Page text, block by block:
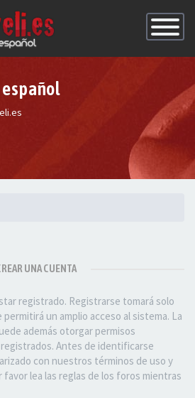
de
español
UNA CUENTA
registrado. Registrarse tomará solo
un amplio acceso al sistema. La
además otorgar permisos
Antes de identificarse
con nuestros términos de uso y
favor lea las reglas de los foros mientras